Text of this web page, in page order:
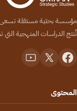
مؤسسة بحثية مستقلة تسعى
تُنتج الدراسات المنهجية التي
المحتوى